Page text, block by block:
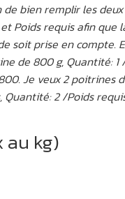
bien remplir les
Poids requis afin que
soit prise en compte.
de 800 g, Quantité: 1
Je veux 2 poitrines
Quantité: 2 /Poids
au kg)